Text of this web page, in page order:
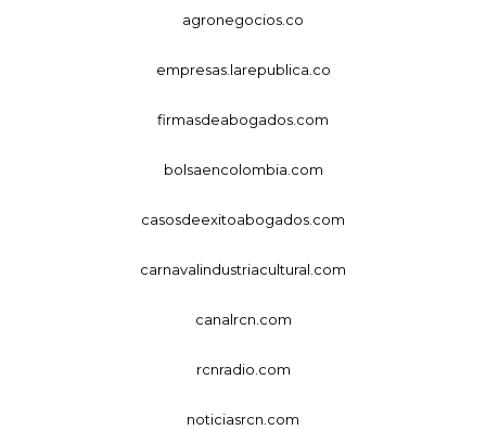
agronegocios.co
empresas.larepublica.co
firmasdeabogados.com
bolsaencolombia.com
casosdeexitoabogados.com
carnavalindustriacultural.com
canalrcn.com
rcnradio.com
noticiasrcn.com